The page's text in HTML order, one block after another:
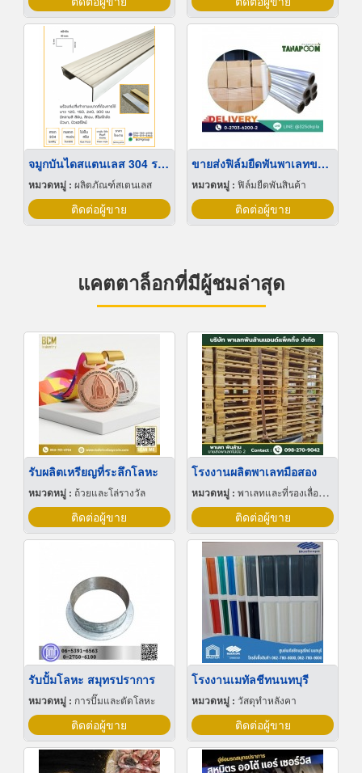
จมูกบันไดสแตนเลส 304 ราคาโรงงาน
หมวดหมู่ : ผลิตภัณฑ์สเตนเลส
ติดต่อผู้ขาย
ขายส่งฟิล์มยืดพันพาเลทขนาดพันด้วยมือ Hand wrap
หมวดหมู่ : ฟิล์มยืดพันสินค้า
ติดต่อผู้ขาย
แคตตาล็อกที่มีผู้ชมล่าสุด
รับผลิตเหรียญที่ระลึกโลหะ
หมวดหมู่ : ถ้วยและโล่รางวัล
ติดต่อผู้ขาย
โรงงานผลิตพาเลทมือสอง
หมวดหมู่ : พาเลทและที่รองเลื่อนกะบะ
ติดต่อผู้ขาย
รับปั้มโลหะ สมุทรปราการ
หมวดหมู่ : การปั๊มและตัดโลหะ
ติดต่อผู้ขาย
โรงงานเมทัลชีทนนทบุรี
หมวดหมู่ : วัสดุทำหลังคา
ติดต่อผู้ขาย